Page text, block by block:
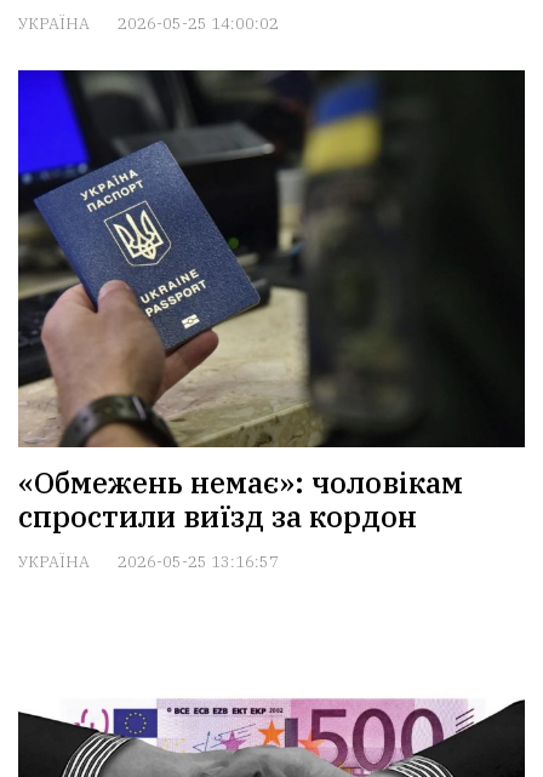
УКРАЇНА 2026-05-25 14:00:02
«Обмежень немає»: чоловікам
спростили виїзд за кордон
УКРАЇНА 2026-05-25 13:16:57